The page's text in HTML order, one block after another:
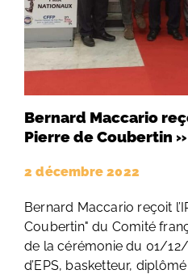
Bernard Maccario
Pierre de Coubertin »
2 décembre 2022
Bernard Maccario reçoit
Coubertin" du Comité
de la cérémonie du 01/
d’EPS, basketteur,